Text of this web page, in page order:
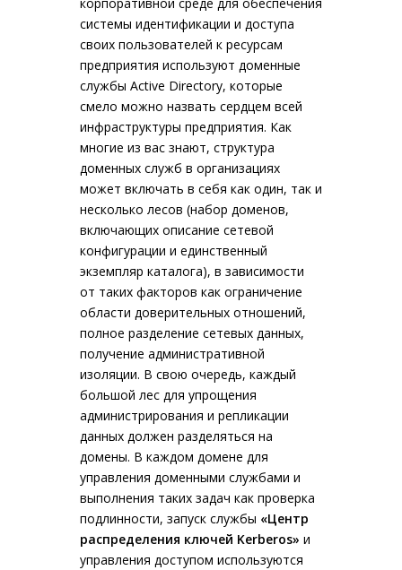
системы идентификации и доступа
своих пользователей к ресурсам
предприятия используют доменные
службы Active Directory, которые
смело можно назвать сердцем всей
инфраструктуры предприятия. Как
многие из вас знают, структура
доменных служб в организациях
может включать в себя как один, так и
несколько лесов (набор доменов,
включающих описание сетевой
конфигурации и единственный
экземпляр каталога), в зависимости
от таких факторов как ограничение
области доверительных отношений,
полное разделение сетевых данных,
получение административной
изоляции. В свою очередь, каждый
большой лес для упрощения
администрирования и репликации
данных должен разделяться на
домены. В каждом домене для
управления доменными службами и
выполнения таких задач как проверка
подлинности, запуск службы «Центр
распределения ключей Kerberos» и
управления доступом используются